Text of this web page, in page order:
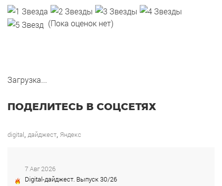
(Пока оценок нет)
Загрузка...
ПОДЕЛИТЕСЬ В СОЦСЕТЯХ
digital дайджест Яндекс
7 Авг 2026
Digital-дайджест. Выпуск 30/26